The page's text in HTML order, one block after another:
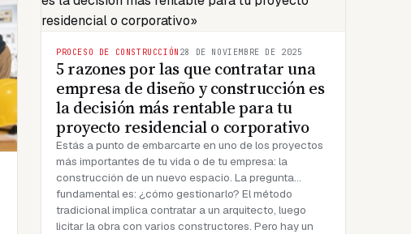
PROCESO DE CONSTRUCCIÓN 28 DE NOVIEMBRE DE 2025
5 razones por las que contratar una
empresa de diseño y construcción es
la decisión más rentable para tu
proyecto residencial o corporativo
Estás a punto de embarcarte en uno de los proyectos
más importantes de tu vida o de tu empresa: la
construcción de un nuevo espacio. La pregunta
fundamental es: ¿cómo gestionarlo? El método
tradicional implica contratar a un arquitecto, luego
licitar la obra con varios constructores. Pero hay un